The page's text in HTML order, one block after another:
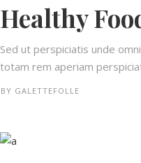
Healthy
Sed ut perspiciatis unde
totam rem aperiam
BY GALETTEFOLLE